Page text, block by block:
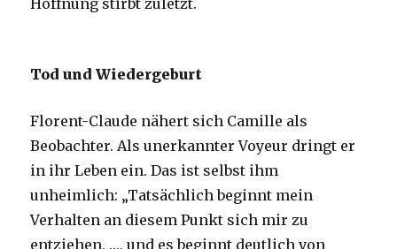
Tod und Wiedergeburt
Florent-Claude nähert sich Camille als
Beobachter. Als unerkannter Voyeur dringt er
in ihr Leben ein. Das ist selbst ihm
unheimlich: „Tatsächlich beginnt mein
Verhalten an diesem Punkt sich mir zu
entziehen, …, und es beginnt deutlich von